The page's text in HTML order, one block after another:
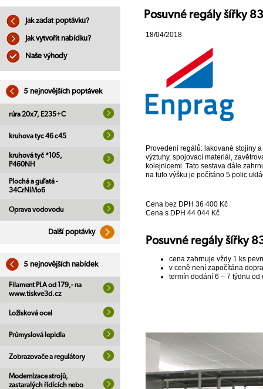
Jak zadat poptávku?
Jak vytvořit nabídku?
Naše výhody
5 nejnovějších poptávek
rúra 20x7, E235+C
kruhova tyc 46 c45
kruhová tyč *105,
P460NH
Plochá a guľatá -
34CrNiMo6
Oprava vodovodu
Další poptávky
5 nejnovějších nabídek
Filament PLA od 179,- na
www.tiskve3d.cz
Ložisková ocel
Průmyslová lepidla
Zobrazovače a regulátory
Modernizace strojů,
zastaralých řídících nebo
Posuvné regály šířky
18/04/2018
Provedení regálů: lakované stojiny
výztuhy, spojovací materiál,
kolejnicemi. Tato sestava dále
na tuto výšku je počítáno 5 polic
Cena bez DPH 36 400 Kč
Cena s DPH 44 044 Kč
Posuvné regály šířky
cena zahrnuje vždy 1 ks
v ceně není započítána
termín dodání 6 – 7 týdnu od